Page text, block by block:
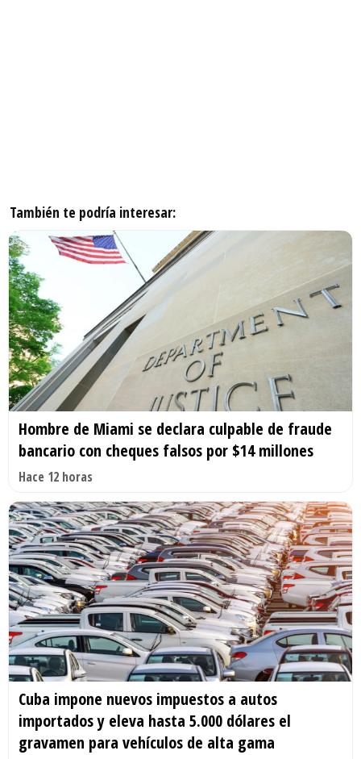
También te podría interesar:
Hombre de Miami se declara culpable de fraude
bancario con cheques falsos por $14 millones
Hace 12 horas
Cuba impone nuevos impuestos a autos
importados y eleva hasta 5.000 dólares el
gravamen para vehículos de alta gama